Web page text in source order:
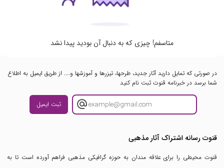
متاسفم! چیزی که به دنبال آن بودید پیدا نشد
در صورتی که تمایل دارید آثار جدید، طرحها، تیزرها و آموزشها و.... از طریق ایمیل به اطلاع
شما برسد در خبرنامه قنوت ثبت نام کنید
ثبت ایمیل
قنوت رسانه اشتراک آثار مذهبی
قنوت محیطی را برای علاقه مندان به حوزه گرافیکی مذهبی فراهم آورده است تا به